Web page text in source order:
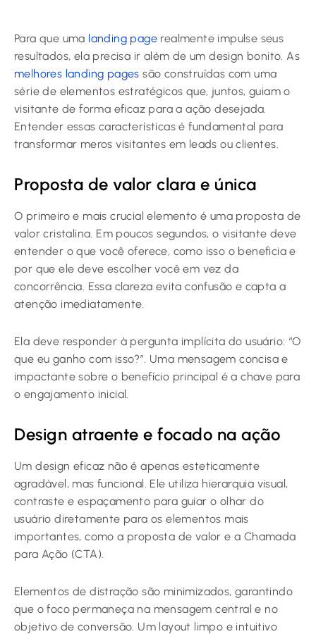
Para que uma landing page realmente impulse seus
resultados, ela precisa ir além de um design bonito. As
melhores landing pages são construídas com uma
série de elementos estratégicos que, juntos, guiam o
visitante de forma eficaz para a ação desejada.
Entender essas características é fundamental para
transformar meros visitantes em leads ou clientes.
Proposta de valor clara e única
O primeiro e mais crucial elemento é uma proposta de
valor cristalina. Em poucos segundos, o visitante deve
entender o que você oferece, como isso o beneficia e
por que ele deve escolher você em vez da
concorrência. Essa clareza evita confusão e capta a
atenção imediatamente.
Ela deve responder à pergunta implícita do usuário: “O
que eu ganho com isso?”. Uma mensagem concisa e
impactante sobre o benefício principal é a chave para
o engajamento inicial.
Design atraente e focado na ação
Um design eficaz não é apenas esteticamente
agradável, mas funcional. Ele utiliza hierarquia visual,
contraste e espaçamento para guiar o olhar do
usuário diretamente para os elementos mais
importantes, como a proposta de valor e a Chamada
para Ação (CTA).
Elementos de distração são minimizados, garantindo
que o foco permaneça na mensagem central e no
objetivo de conversão. Um layout limpo e intuitivo